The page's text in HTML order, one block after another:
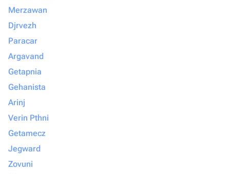
Merzawan
Djrvezh
Paracar
Argavand
Getapnia
Gehanista
Arinj
Verin Pthni
Getamecz
Jegward
Zovuni